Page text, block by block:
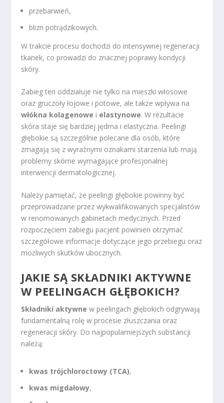
przebarwień,
blizn potrądzikowych.
W trakcie procesu dochodzi do intensywnej regeneracji
tkanek, co prowadzi do znacznej poprawy kondycji
skóry.
Zabieg ten oddziałuje nie tylko na mieszki włosowe
oraz gruczoły łojowe i potowe, ale także wpływa na
włókna kolagenowe i elastynowe. W rezultacie
skóra staje się bardziej jędrna i elastyczna. Peelingi
głębokie są szczególnie polecane dla osób, które
zmagają się z wyraźnymi oznakami starzenia lub mają
problemy skórne wymagające profesjonalnej
interwencji dermatologicznej.
Należy pamiętać, że peelingi głębokie powinny być
przeprowadzane przez wykwalifikowanych specjalistów
w renomowanych gabinetach medycznych. Przed
rozpoczęciem zabiegu pacjent powinien otrzymać
szczegółowe informacje dotyczące jego przebiegu oraz
możliwych skutków ubocznych.
JAKIE SĄ SKŁADNIKI AKTYWNE
W PEELINGACH GŁĘBOKICH?
Składniki aktywne w peelingach głębokich odgrywają
fundamentalną rolę w procesie złuszczania oraz
regeneracji skóry. Do najpopularniejszych substancji
należą:
kwas trójchloroctowy (TCA),
kwas migdałowy,